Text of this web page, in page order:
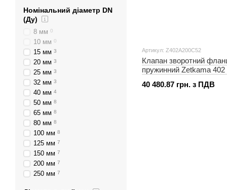
Артикул: Z402A200C52
Клапан зворотний
пружинний Zetkama 402
40 480.87 грн. з ПДВ
Номінальний діаметр DN
(Ду)
8 мм 0
10 мм 0
15 мм 3
20 мм 3
25 мм 3
32 мм 3
40 мм 4
50 мм 8
65 мм 8
80 мм 8
100 мм 8
125 мм 7
150 мм 7
200 мм 7
250 мм 7